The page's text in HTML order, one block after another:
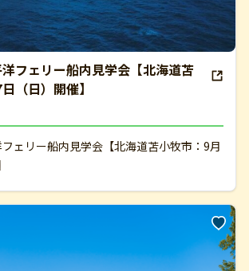
フェリー船内見学会【北海道苫
（日）開催】
ェリー船内見学会【北海道苫小牧市：9月